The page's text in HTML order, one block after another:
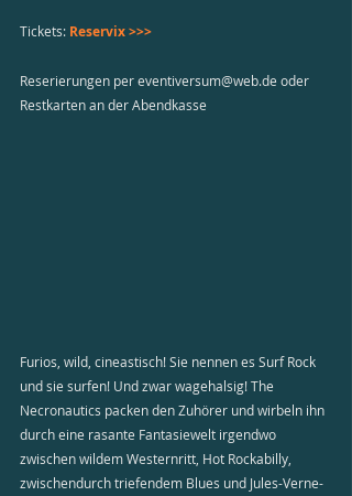
Tickets: Reservix >>>
Reserierungen per eventiversum@web.de oder
Restkarten an der Abendkasse
Furios, wild, cineastisch! Sie nennen es Surf Rock
und sie surfen! Und zwar wagehalsig! The
Necronautics packen den Zuhörer und wirbeln ihn
durch eine rasante Fantasiewelt irgendwo
zwischen wildem Westernritt, Hot Rockabilly,
zwischendurch triefendem Blues und Jules-Verne-